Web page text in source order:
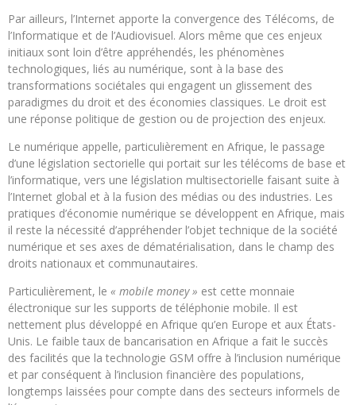
Par ailleurs, l’Internet apporte la convergence des Télécoms, de
l’Informatique et de l’Audiovisuel. Alors même que ces enjeux
initiaux sont loin d’être appréhendés, les phénomènes
technologiques, liés au numérique, sont à la base des
transformations sociétales qui engagent un glissement des
paradigmes du droit et des économies classiques. Le droit est
une réponse politique de gestion ou de projection des enjeux.
Le numérique appelle, particulièrement en Afrique, le passage
d’une législation sectorielle qui portait sur les télécoms de base et
l’informatique, vers une législation multisectorielle faisant suite à
l’Internet global et à la fusion des médias ou des industries. Les
pratiques d’économie numérique se développent en Afrique, mais
il reste la nécessité d’appréhender l’objet technique de la société
numérique et ses axes de dématérialisation, dans le champ des
droits nationaux et communautaires.
Particulièrement, le « mobile money » est cette monnaie
électronique sur les supports de téléphonie mobile. Il est
nettement plus développé en Afrique qu’en Europe et aux États-
Unis. Le faible taux de bancarisation en Afrique a fait le succès
des facilités que la technologie GSM offre à l’inclusion numérique
et par conséquent à l’inclusion financière des populations,
longtemps laissées pour compte dans des secteurs informels de